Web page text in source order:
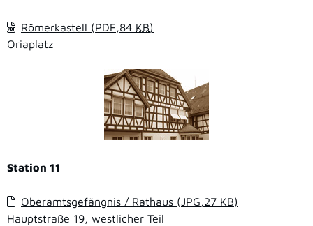
Römerkastell (PDF,84 KB)
Oriaplatz
Station 11
Oberamtsgefängnis / Rathaus (JPG,27 KB)
Hauptstraße 19, westlicher Teil